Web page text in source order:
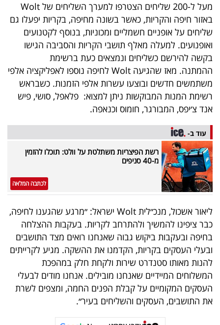
ניוזלטרים
מייל
אדום
פרסמו
באייס
עקבו
אחרינו:
מעל ל-200 שליחים הצטרפו למערך השליחים של Wolt
באזור חיפה והקריות, כאשר בשונה מחיפה, בקריות יפעלו גם
שליחים על אופניים חשמליים ומכוניות, בנוסף לקטנועים
ואופנועים. למעלה מאלף תושבי הקריות והסביבה הגישו
בקשה להירשם כשליחים ונמצאים כעת ברשימת
ההמתנה. מאז שהגיעה Wolt לחיפה נוספו לאפליקציה אלפי
משתמשים חדשים ובוצעו עשרות אלפי הזמנות. כשבראש
רשימת המנות המבוקשות ניתן למצוא: פלאפל, סושי, פיש
אנד צ׳יפס, המבורגר, חומוס וכנאפה.
עוד ב-
רשת הפיצריות משתלטת על וולט: תוכלו להזמין
מ-40 סניפים
לכתבה המלאה
ליאור אשכול, מנכ״לית Wolt ישראל: ״מרגע שהגענו לחיפה,
כבר ציפינו להמשיך ולהתרחב לקריות. בעקבות ההצלחה
בחיפה ובעקבות ביקוש גבוה שאנחנו רואים מצד התושבים
ובעלי העסקים בקריות, הקדמנו את ההשקה. מגיע לקרייתים
להנות מאותו סטנדרט שירות ולקחת חלק במהפכת
המשלוחים המיידיים שאנחנו מובילים. אנחנו מודים לבעלי
העסקים המקומיים על קבלת הפנים החמה, ומצפים לשרת
את התושבים, העסקים והשליחים בעיר״.